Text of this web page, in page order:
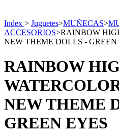
Index > Juguetes>MUÑECAS>
ACCESORIOS>RAINBOW
NEW THEME DOLLS - GREEN
RAINBOW
NEW THEME
GREEN EYES